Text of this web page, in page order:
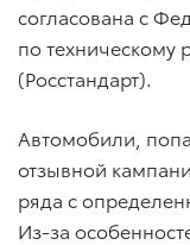
согласована с
по техническому
(Росстандарт).
Автомобили,
отзывной
ряда с
Из-за